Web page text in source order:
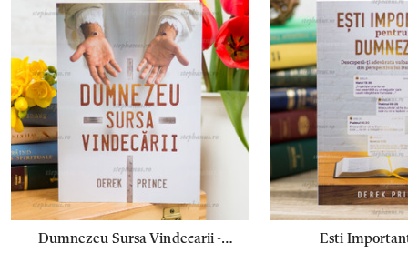
Dumnezeu Sursa Vindecarii -
Esti